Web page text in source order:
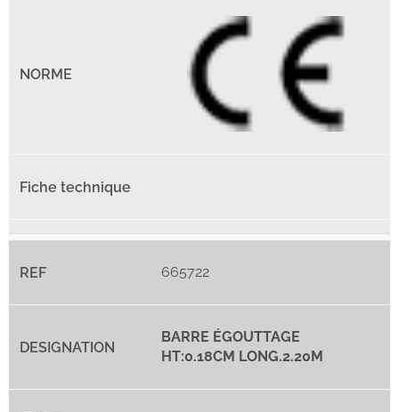
665722
BARRE ÉGOUTTAGE
HT:0.18CM LONG.2.20M